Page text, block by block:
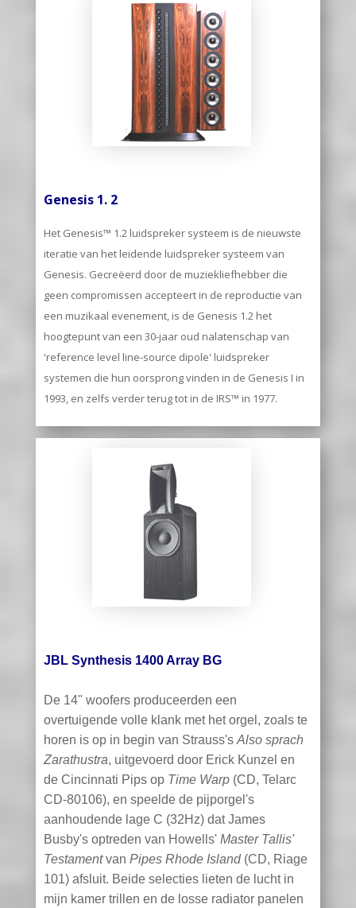
Genesis 1. 2
Het Genesis™ 1.2 luidspreker systeem is de nieuwste
iteratie van het leidende luidspreker systeem van
Genesis. Gecreëerd door de muziekliefhebber die
geen compromissen accepteert in de reproductie van
een muzikaal evenement, is de Genesis 1.2 het
hoogtepunt van een 30-jaar oud nalatenschap van
'reference level line-source dipole' luidspreker
systemen die hun oorsprong vinden in de Genesis I in
1993, en zelfs verder terug tot in de IRS™ in 1977.
JBL Synthesis 1400 Array BG
De 14" woofers produceerden een
overtuigende volle klank met het orgel, zoals te
horen is op in begin van Strauss's Also sprach
Zarathustra, uitgevoerd door Erick Kunzel en
de Cincinnati Pips op Time Warp (CD, Telarc
CD-80106), en speelde de pijporgel's
aanhoudende lage C (32Hz) dat James
Busby's optreden van Howells' Master Tallis'
Testamentvan Pipes Rhode Island (CD, Riage
101) afsluit. Beide selecties lieten de lucht in
mijn kamer trillen en de losse radiator panelen